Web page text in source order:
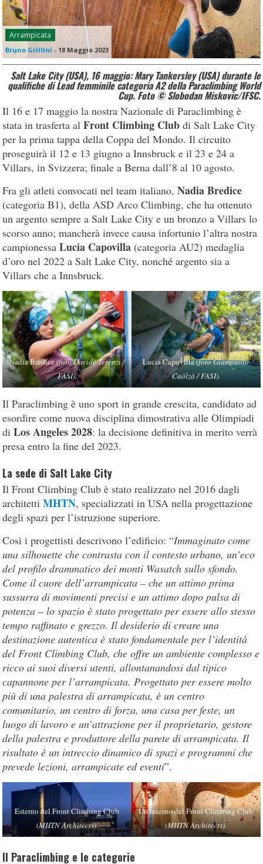
Arrampicata
Bruno Grillini - 18 Maggio 2023
Salt Lake City (USA), 16 maggio: Mary Tankersley (USA) durante le
qualifiche di Lead femminile categoria A2 della Paraclimbing World
Cup. Foto © Slobodan Miskovic/IFSC.
Il 16 e 17 maggio la nostra Nazionale di Paraclimbing è
stata in trasferta alFront Climbing Club di Salt Lake City
per la prima tappa della Coppa del Mondo. Il circuito
proseguirà il 12 e 13 giugno a Innsbruck e il 23 e 24 a
Villars, in Svizzera; finale a Berna dall’8 al 10 agosto.
Fra gli atleti convocati nel team italiano,Nadia Bredice
(categoria B1), della ASD Arco Climbing, che ha ottenuto
un argento sempre a Salt Lake City e un bronzo a Villars lo
scorso anno; mancherà invece causa infortunio l’altra nostra
campionessaLucia Capovilla (categoria AU2) medaglia
d’oro nel 2022 a Salt Lake City, nonché argento sia a
Villars che a Innsbruck.
Nadia Bredice(foto Davide Terenzi /
FASI).
Lucia Capovilla(foto Giampaolo
Caòlzà / FASI).
Il Paraclimbing è uno sport in grande crescita, candidato ad
esordire come nuova disciplina dimostrativa alle Olimpiadi
diLos Angeles 2028: la decisione definitiva in merito verrà
presa entro la fine del 2023.
La sede di Salt Lake City
Il Front Climbing Club è stato realizzato nel 2016 dagli
architettiMHTN, specializzati in USA nella progettazione
degli spazi per l’istruzione superiore.
Così i progettisti descrivono l’edificio: “Immaginato come
una silhouette che contrasta con il contesto urbano, un’eco
del profilo drammatico dei monti Wasatch sullo sfondo.
Come il cuore dell’arrampicata – che un attimo prima
sussurra di movimenti precisi e un attimo dopo pulsa di
potenza – lo spazio è stato progettato per essere allo stesso
tempo raffinato e grezzo. Il desiderio di creare una
destinazione autentica è stato fondamentale per l’identità
del Front Climbing Club, che offre un ambiente complesso e
ricco ai suoi diversi utenti, allontanandosi dal tipico
capannone per l’arrampicata. Progettato per essere molto
più di una palestra di arrampicata, è un centro
comunitario, un centro di forza, una casa per feste, un
luogo di lavoro e un’attrazione per il proprietario, gestore
della palestra e produttore della parete di arrampicata. Il
risultato è un intreccio dinamico di spazi e programmi che
prevede lezioni, arrampicate ed eventi”.
Esterno del Front Climbing Club
(MHTN Architects).
Un interno del Front Climbing Club
(MHTN Architects).
Il Paraclimbing e le categorie